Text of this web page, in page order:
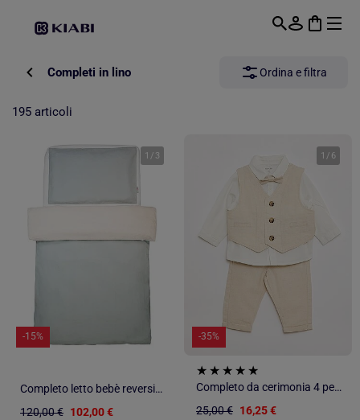
Completi in lino Ordina e filtra
195 articoli
1 / 3
-15%
Completo letto bebè reversibile lino | SEVIRA KIDS
120,00 € 102,00 €
1 / 6
-35%
Completo da cerimonia 4 pezzi in cotone e lino
25,00 € 16,25 €